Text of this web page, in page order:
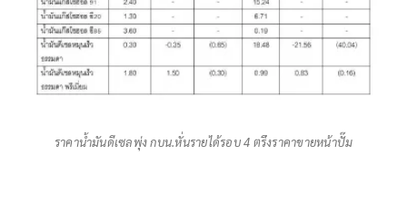
ราคาน้ำมันดีเซลพุ่ง กบน.หั่นรายได้รอบ 4 ตรึงราคาขายหน้าปั๊ม